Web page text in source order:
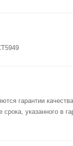
гарантии
срока, указанного в